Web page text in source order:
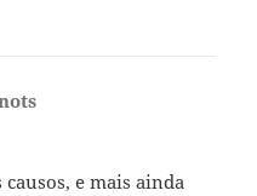
e mais ainda